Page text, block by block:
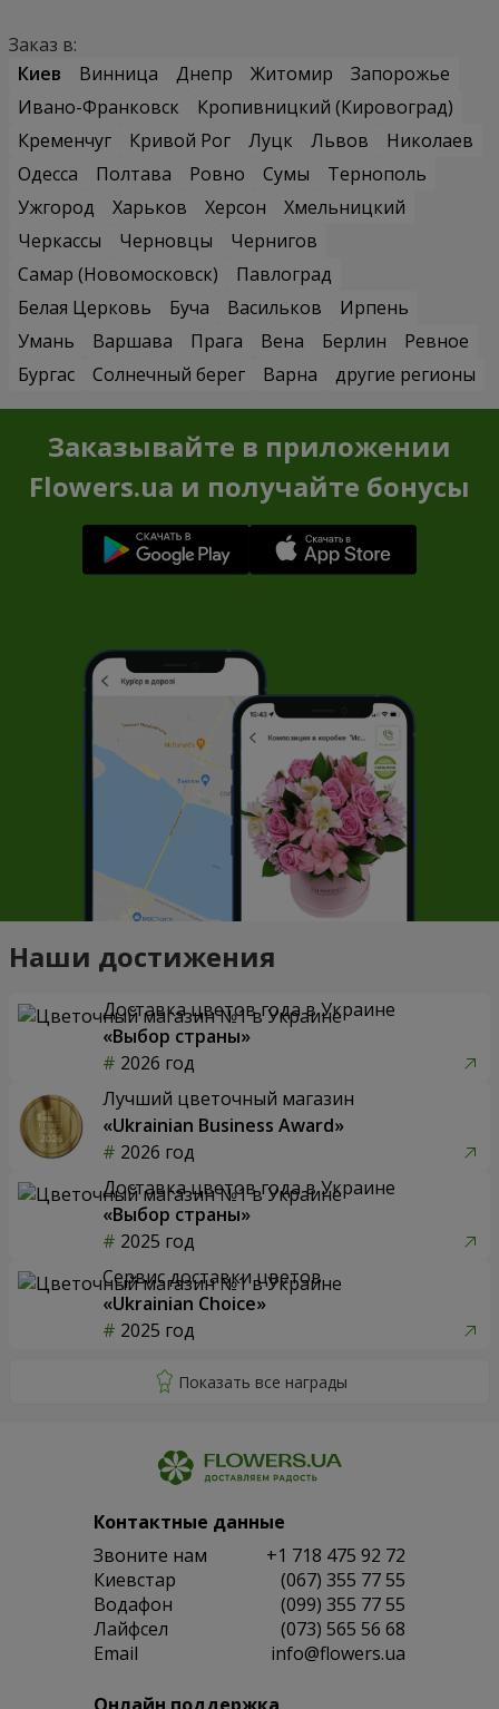
Заказ в:
Киев
Винница Днепр Житомир
Запорожье
Ивано-Франковск
Кропивницкий (Кировоград)
Кременчуг
Кривой Рог Луцк Львов
Николаев
Одесса
Полтава Ровно Сумы
Тернополь
Ужгород
Харьков Херсон
Хмельницкий
Черкассы
Черновцы
Чернигов
Самар (Новомосковск)
Павлоград
Белая Церковь
Буча Васильков
Ирпень
Умань
Варшава Прага Вена Берлин
Ревное
Бургас
Солнечный берег Варна другие регионы
Заказывайте в приложении
Flowers.ua и получайте бонусы
Наши достижения
Доставка цветов года в Украине
«Выбор страны»
2026 год
Лучший цветочный магазин
«Ukrainian Business Award»
2026 год
Доставка цветов года в Украине
«Выбор страны»
2025 год
Сервис доставки цветов
«Ukrainian Choice»
2025 год
Контактные данные
Звоните нам
+1 718 475 92 72
Киевстар
(067) 355 77 55
Водафон
(099) 355 77 55
Лайфсел
(073) 565 56 68
Email
info@flowers.ua